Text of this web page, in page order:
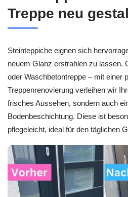
Treppe neu
Steinteppiche eignen sich
neuem Glanz erstrahlen zu lassen.
oder Waschbetontreppe – mit einer
Treppenrenovierung verleihen wir
frisches Aussehen, sondern auch
Bodenbeschichtung. Diese ist
pflegeleicht, ideal für den täglichen